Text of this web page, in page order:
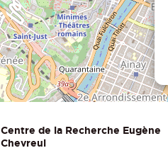
Centre de la Recherche Eugène
Chevreul